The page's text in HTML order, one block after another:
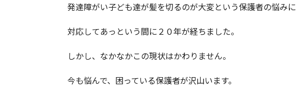
発達障がい子ども達が髪を切るのが大変という保護者の悩みに
対応してあっという間に２０年が経ちました。
しかし、なかなかこの現状はかわりません。
今も悩んで、困っている保護者が沢山います。